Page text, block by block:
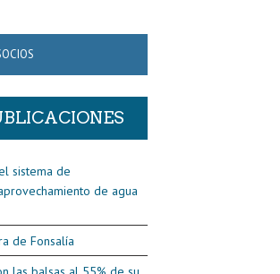
sistema de
de agua
de Fonsalía